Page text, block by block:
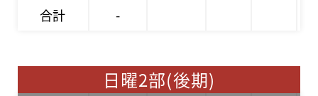
合計
-
日曜2部(後期)